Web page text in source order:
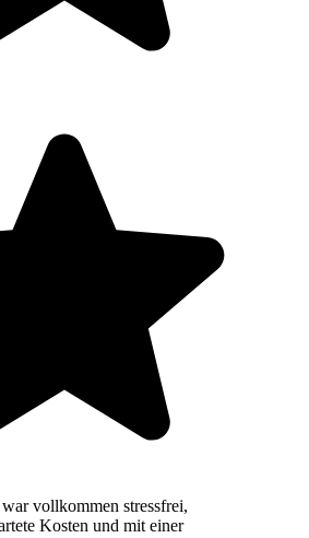
vollkommen stressfrei,
Kosten und mit einer